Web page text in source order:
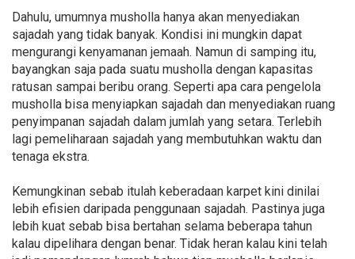
Dahulu, umumnya musholla hanya akan menyediakan
sajadah yang tidak banyak. Kondisi ini mungkin dapat
mengurangi kenyamanan jemaah. Namun di samping itu,
bayangkan saja pada suatu musholla dengan kapasitas
ratusan sampai beribu orang. Seperti apa cara pengelola
musholla bisa menyiapkan sajadah dan menyediakan ruang
penyimpanan sajadah dalam jumlah yang setara. Terlebih
lagi pemeliharaan sajadah yang membutuhkan waktu dan
tenaga ekstra.
Kemungkinan sebab itulah keberadaan karpet kini dinilai
lebih efisien daripada penggunaan sajadah. Pastinya juga
lebih kuat sebab bisa bertahan selama beberapa tahun
kalau dipelihara dengan benar. Tidak heran kalau kini telah